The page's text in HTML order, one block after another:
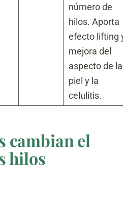
número de
hilos. Aporta
efecto lifting
mejora del
aspecto de la
piel y la
celulitis.
cambian el
hilos